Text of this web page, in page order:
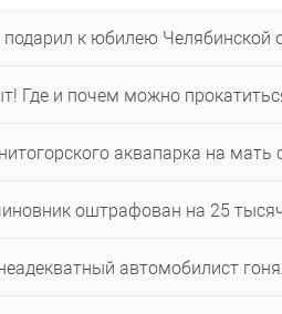
подарил к юбилею Челябинской
Где и почем можно
аквапарка на мать
оштрафован на 25
автомобилист